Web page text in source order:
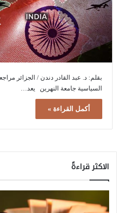
بقلم: د. عبد القادر دندن / الجزائر
السياسية جامعة النهرين يعد…
أكمل القراءة »
الاكثر قراءةً